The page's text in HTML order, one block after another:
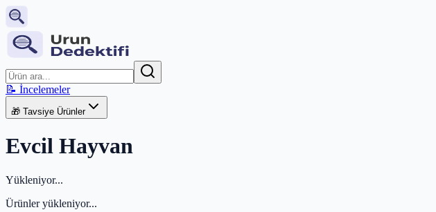
📝 İncelemeler
🎁 Tavsiye Ürünler
Evcil Hayvan
Yükleniyor...
Ürünler yükleniyor...